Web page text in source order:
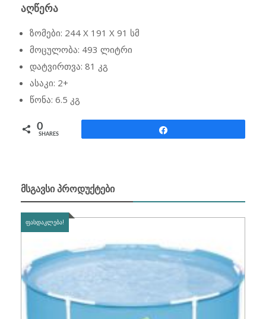
ᲐᲦᲬᲔᲠᲐ
ზომები: 244 X 191 X 91 სმ
მოცულობა: 493 ლიტრი
დატვირთვა: 81 კგ
ასაკი: 2+
წონა: 6.5 კგ
0
SHARES
ᲛᲡᲒᲐᲕᲡᲘ ᲞᲠᲝᲓᲣᲥᲢᲔᲑᲘ
ᲤᲐᲡᲓᲐᲙᲚᲔᲑᲐ!